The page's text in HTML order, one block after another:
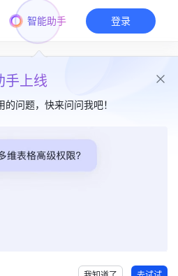
智能助手
手上线
问题，快来问问我吧！
登录